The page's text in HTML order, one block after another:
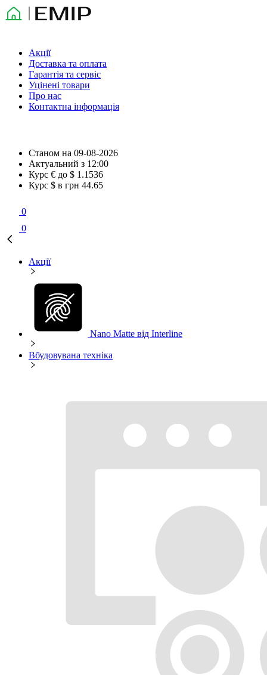
Акції
Доставка та оплата
Гарантія та сервіс
Уцінені товари
Про нас
Контактна інформація
Станом на 09-08-2026
Актуальний з 12:00
Курс € до $ 1.1536
Курс $ в грн 44.65
0
0
Акції
Nano Matte від Interline
Вбудовувана техніка